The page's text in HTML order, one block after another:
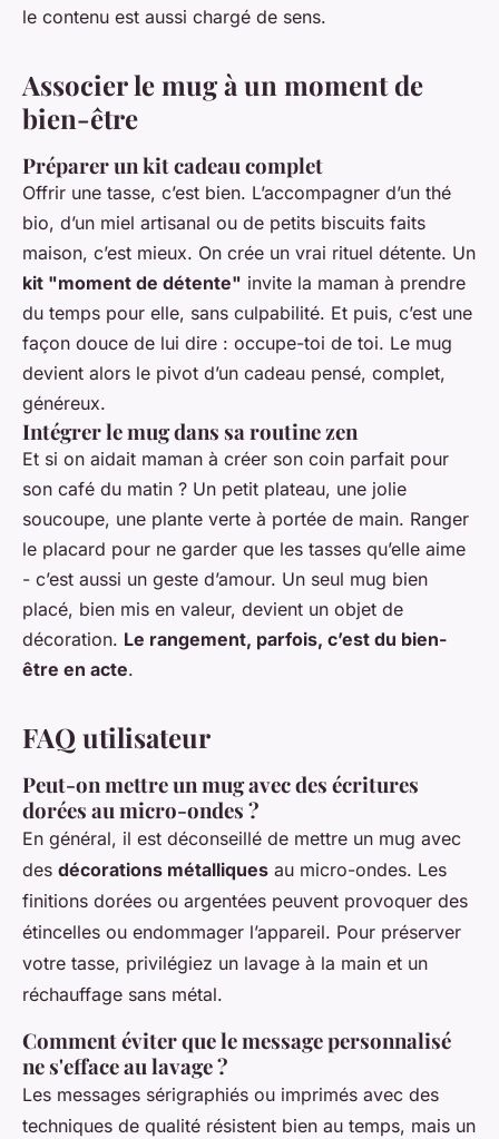
le contenu est aussi chargé de sens.
Associer le mug à un moment de
bien-être
Préparer un kit cadeau complet
Offrir une tasse, c’est bien. L’accompagner d’un thé
bio, d’un miel artisanal ou de petits biscuits faits
maison, c’est mieux. On crée un vrai rituel détente. Un
kit "moment de détente" invite la maman à prendre
du temps pour elle, sans culpabilité. Et puis, c’est une
façon douce de lui dire : occupe-toi de toi. Le mug
devient alors le pivot d’un cadeau pensé, complet,
généreux.
Intégrer le mug dans sa routine zen
Et si on aidait maman à créer son coin parfait pour
son café du matin ? Un petit plateau, une jolie
soucoupe, une plante verte à portée de main. Ranger
le placard pour ne garder que les tasses qu’elle aime
- c’est aussi un geste d’amour. Un seul mug bien
placé, bien mis en valeur, devient un objet de
décoration. Le rangement, parfois, c’est du bien-
être en acte.
FAQ utilisateur
Peut-on mettre un mug avec des écritures
dorées au micro-ondes ?
En général, il est déconseillé de mettre un mug avec
des décorations métalliques au micro-ondes. Les
finitions dorées ou argentées peuvent provoquer des
étincelles ou endommager l’appareil. Pour préserver
votre tasse, privilégiez un lavage à la main et un
réchauffage sans métal.
Comment éviter que le message personnalisé
ne s'efface au lavage ?
Les messages sérigraphiés ou imprimés avec des
techniques de qualité résistent bien au temps, mais un